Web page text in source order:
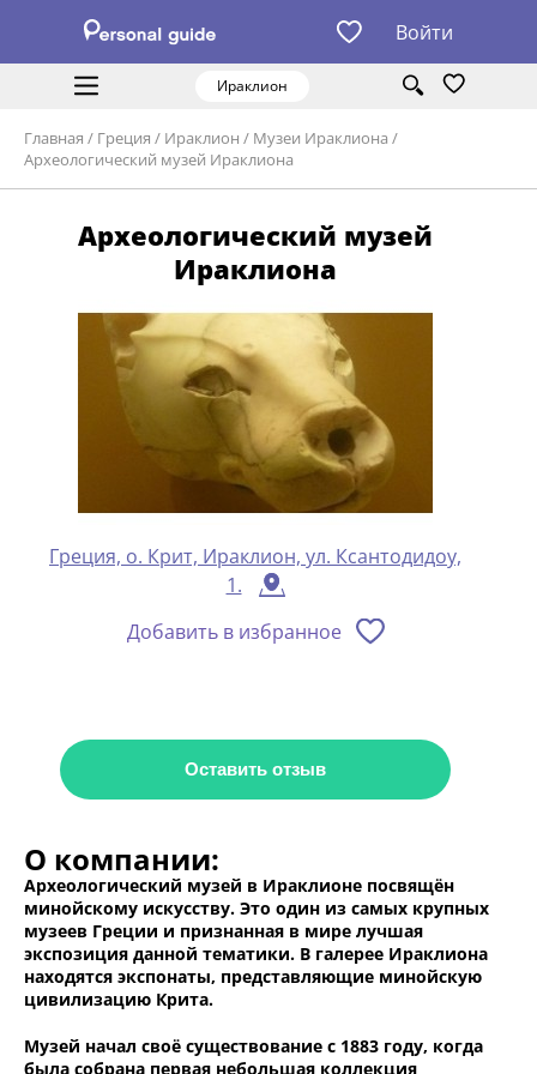
Войти
Ираклион
Главная / Греция / Ираклион / Музеи Ираклиона /
Археологический музей Ираклиона
Археологический музей
Ираклиона
Греция, о. Крит, Ираклион, ул. Ксантодидоу,
1.
Добавить в избранное
Оставить отзыв
О компании:
Археологический музей в Ираклионе посвящён
минойскому искусству. Это один из самых крупных
музеев Греции и признанная в мире лучшая
экспозиция данной тематики. В галерее Ираклиона
находятся экспонаты, представляющие минойскую
цивилизацию Крита.
Музей начал своё существование с 1883 году, когда
была собрана первая небольшая коллекция